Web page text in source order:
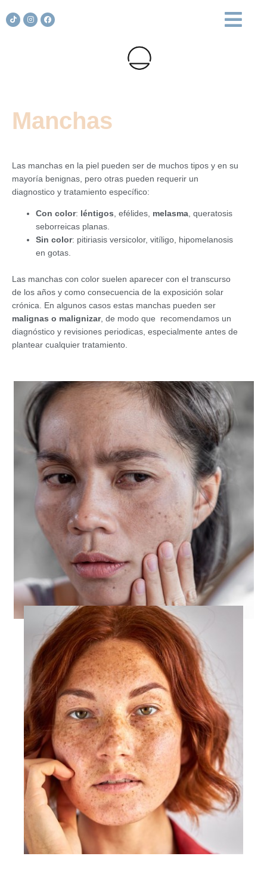
Manchas
Las manchas en la piel pueden ser de muchos tipos y en su
mayoría benignas, pero otras pueden requerir un
diagnostico y tratamiento específico:
Con color: léntigos , efélides, melasma , queratosis
seborreicas planas.
Sin color: pitiriasis versicolor, vitíligo, hipomelanosis
en gotas.
Las manchas con color suelen aparecer con el transcurso
de los años y como consecuencia de la exposición solar
crónica. En algunos casos estas manchas pueden ser
malignas o malignizar, de modo que recomendamos un
diagnóstico y revisiones periodicas, especialmente antes de
plantear cualquier tratamiento.